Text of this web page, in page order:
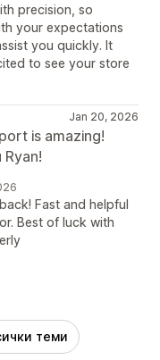
precision, so
your expectations
you quickly. It
to see your store
Jan 20, 2026
is amazing!
Fast and helpful
Best of luck with
теми